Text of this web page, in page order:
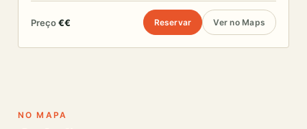
Preço€€ Reservar Ver no Maps
NO MAPA